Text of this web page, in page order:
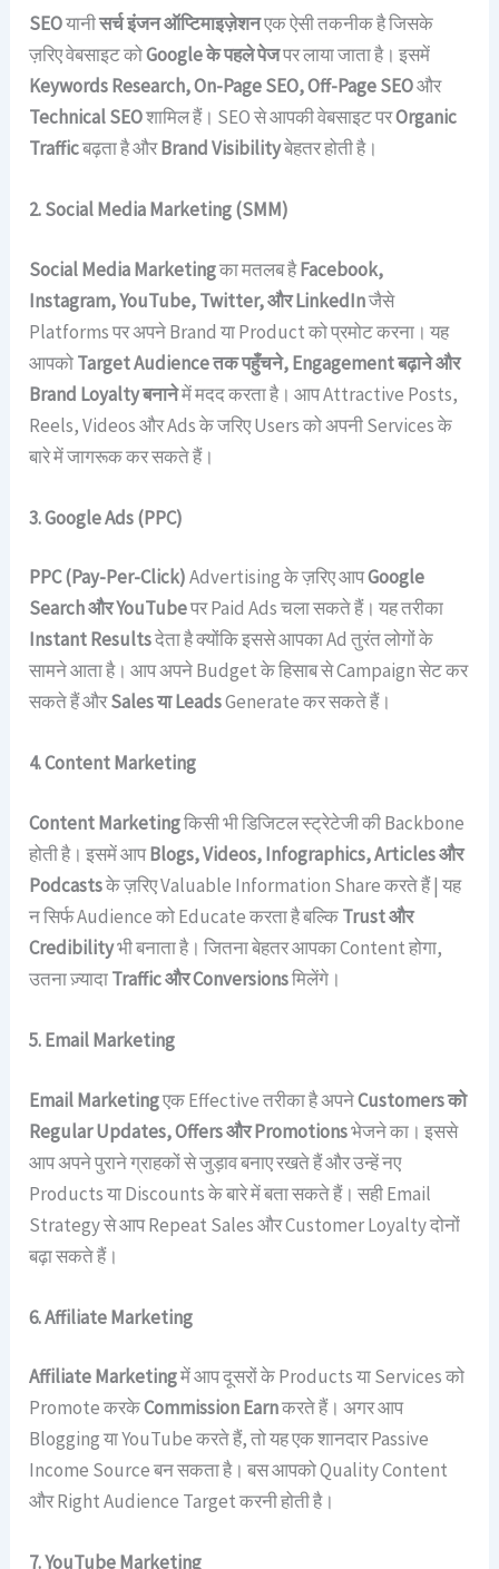
SEOयानीसर्च इंजन ऑप्टिमाइज़ेशनएक ऐसी तकनीक है जिसके
ज़रिए वेबसाइट कोGoogle के पहले पेजपर लाया जाता है। इसमें
Keywords Research, On-Page SEO, Off-Page SEOऔर
Technical SEOशामिल हैं। SEO से आपकी वेबसाइट परOrganic
Trafficबढ़ता है औरBrand Visibilityबेहतर होती है।
2. Social Media Marketing (SMM)
Social Media Marketingका मतलब हैFacebook,
Instagram, YouTube, Twitter, और LinkedInजैसे
Platforms पर अपने Brand या Product को प्रमोट करना। यह
आपकोTarget Audience तक पहुँचने, Engagement बढ़ाने और
Brand Loyalty बनानेमें मदद करता है। आप Attractive Posts,
Reels, Videos और Ads के जरिए Users को अपनी Services के
बारे में जागरूक कर सकते हैं।
3. Google Ads (PPC)
PPC (Pay-Per-Click)Advertising के ज़रिए आपGoogle
Search और YouTubeपर Paid Ads चला सकते हैं। यह तरीका
Instant Resultsदेता है क्योंकि इससे आपका Ad तुरंत लोगों के
सामने आता है। आप अपने Budget के हिसाब से Campaign सेट कर
सकते हैं औरSales या LeadsGenerate कर सकते हैं।
4. Content Marketing
Content Marketingकिसी भी डिजिटल स्ट्रेटेजी की Backbone
होती है। इसमें आपBlogs, Videos, Infographics, Articles और
Podcastsके ज़रिए Valuable Information Share करते हैं | यह
न सिर्फ Audience को Educate करता है बल्किTrust और
Credibilityभी बनाता है। जितना बेहतर आपका Content होगा,
उतना ज़्यादाTraffic और Conversionsमिलेंगे।
5. Email Marketing
Email Marketingएक Effective तरीका है अपनेCustomers को
Regular Updates, Offers और Promotionsभेजने का। इससे
आप अपने पुराने ग्राहकों से जुड़ाव बनाए रखते हैं और उन्हें नए
Products या Discounts के बारे में बता सकते हैं। सही Email
Strategy से आप Repeat Sales और Customer Loyalty दोनों
बढ़ा सकते हैं।
6. Affiliate Marketing
Affiliate Marketingमें आप दूसरों के Products या Services को
Promote करकेCommission Earnकरते हैं। अगर आप
Blogging या YouTube करते हैं, तो यह एक शानदार Passive
Income Source बन सकता है। बस आपको Quality Content
और Right Audience Target करनी होती है।
7. YouTube Marketing